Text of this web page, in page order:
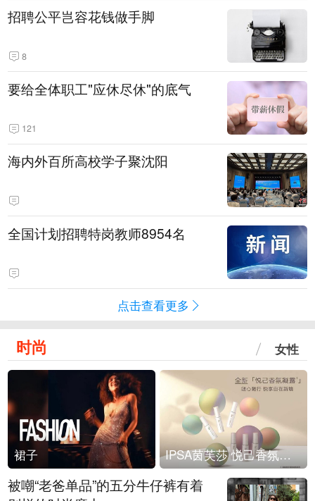
招聘公平岂容花钱做手脚
8
要给全体职工"应休尽休"的底气
121
海内外百所高校学子聚沈阳
全国计划招聘特岗教师8954名
点击查看更多
时尚 女性
裙子 IPSA茵芙莎 悦己香氛凝露上市
被嘲“老爸单品”的五分牛仔裤有着